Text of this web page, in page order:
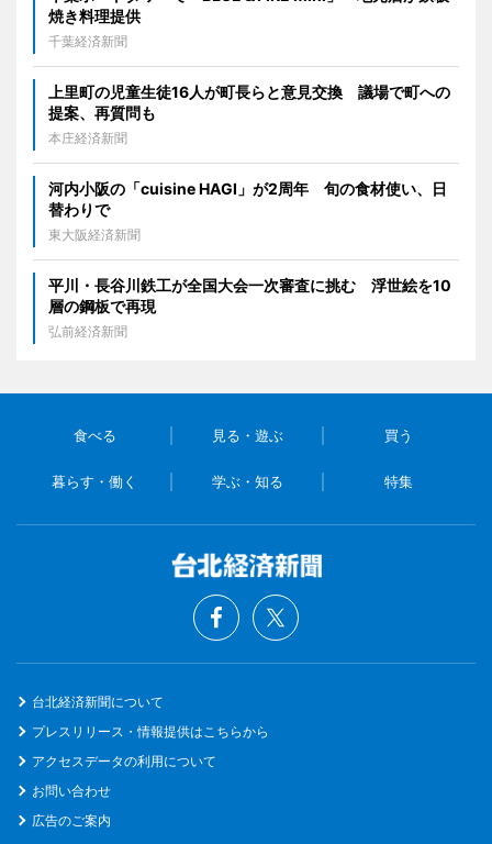
焼き料理提供
千葉経済新聞
上里町の児童生徒16人が町長らと意見交換 議場で町への
提案、再質問も
本庄経済新聞
河内小阪の「cuisine HAGI」が2周年 旬の食材使い、日
替わりで
東大阪経済新聞
平川・長谷川鉄工が全国大会一次審査に挑む 浮世絵を10
層の鋼板で再現
弘前経済新聞
食べる 見る・遊ぶ 買う
暮らす・働く 学ぶ・知る 特集
台北経済新聞について
プレスリリース・情報提供はこちらから
アクセスデータの利用について
お問い合わせ
広告のご案内